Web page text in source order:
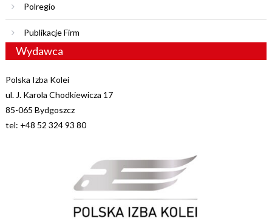
Polregio
Publikacje Firm
Wydawca
Polska Izba Kolei
ul. J. Karola Chodkiewicza 17
85-065 Bydgoszcz
tel: +48 52 324 93 80